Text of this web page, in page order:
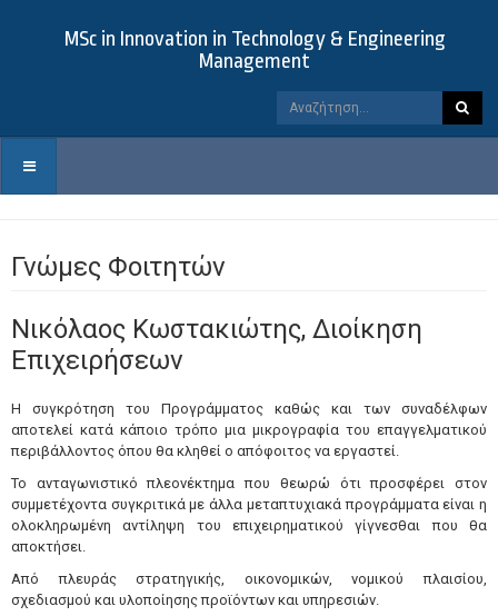
MSc in Innovation in Technology & Engineering
Management
Γνώμες Φοιτητών
Νικόλαος Κωστακιώτης, Διοίκηση
Επιχειρήσεων
Η συγκρότηση του Προγράμματος καθώς και των συναδέλφων
αποτελεί κατά κάποιο τρόπο μια μικρογραφία του επαγγελματικού
περιβάλλοντος όπου θα κληθεί ο απόφοιτος να εργαστεί.
Το ανταγωνιστικό πλεονέκτημα που θεωρώ ότι προσφέρει στον
συμμετέχοντα συγκριτικά με άλλα μεταπτυχιακά προγράμματα είναι η
ολοκληρωμένη αντίληψη του επιχειρηματικού γίγνεσθαι που θα
αποκτήσει.
Από πλευράς στρατηγικής, οικονομικών, νομικού πλαισίου,
σχεδιασμού και υλοποίησης προϊόντων και υπηρεσιών.